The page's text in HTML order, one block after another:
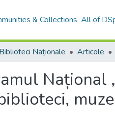
& Collections All of
Naționale Articole
Național